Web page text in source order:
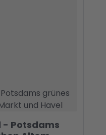
- Potsdams